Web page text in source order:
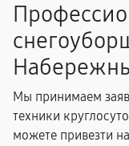
Мы принимаем
техники
можете привезти